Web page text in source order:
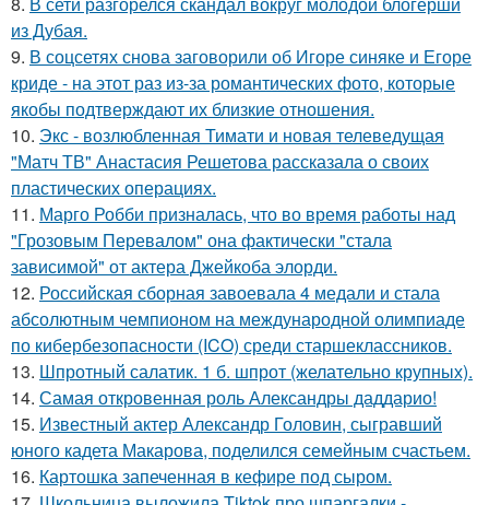
из Дубая.
9. В соцсетях снова заговорили об Игоре синяке и Егоре
криде - на этот раз из-за романтических фото, которые
якобы подтверждают их близкие отношения.
10. Экс - возлюбленная Тимати и новая телеведущая
"Матч ТВ" Анастасия Решетова рассказала о своих
пластических операциях.
11. Марго Робби призналась, что во время работы над
"Грозовым Перевалом" она фактически "стала
зависимой" от актера Джейкоба элорди.
12. Российская сборная завоевала 4 медали и стала
абсолютным чемпионом на международной олимпиаде
по кибербезопасности (ICO) среди старшеклассников.
13. Шпротный салатик. 1 б. шпрот (желательно крупных).
14. Самая откровенная роль Александры даддарио!
15. Известный актер Александр Головин, сыгравший
юного кадета Макарова, поделился семейным счастьем.
16. Картошка запеченная в кефире под сыром.